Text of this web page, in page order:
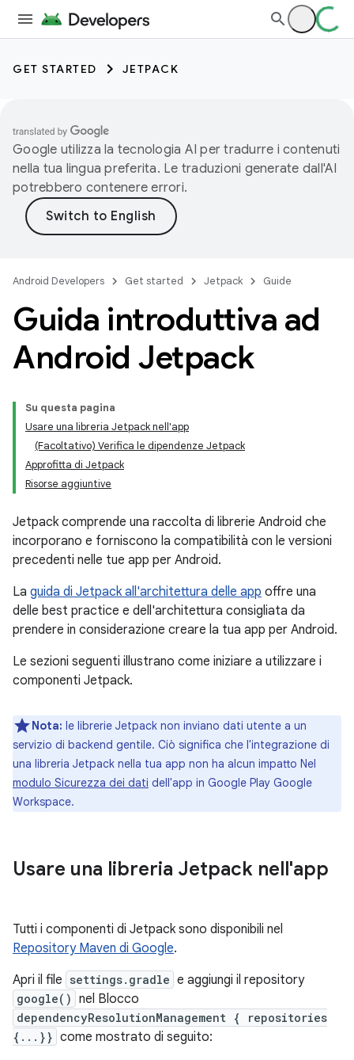
GET STARTED JETPACK
Google utilizza la tecnologia AI per tradurre i contenuti
nella tua lingua preferita. Le traduzioni generate dall'AI
potrebbero contenere errori.
Android Developers Get started Jetpack Guide
Guida introduttiva ad
Android Jetpack
Su questa pagina
Usare una libreria Jetpack nell'app
(Facoltativo) Verifica le dipendenze Jetpack
Approfitta di Jetpack
Risorse aggiuntive
Jetpack comprende una raccolta di librerie Android che
incorporano e forniscono la compatibilità con le versioni
precedenti nelle tue app per Android.
La guida di Jetpack all'architettura delle app offre una
delle best practice e dell'architettura consigliata da
prendere in considerazione creare la tua app per Android.
Le sezioni seguenti illustrano come iniziare a utilizzare i
componenti Jetpack.
Nota: le librerie Jetpack non inviano dati utente a un
servizio di backend gentile. Ciò significa che l'integrazione di
una libreria Jetpack nella tua app non ha alcun impatto Nel
modulo Sicurezza dei dati dell'app in Google Play Google
Workspace.
Usare una libreria Jetpack nell'app
Tutti i componenti di Jetpack sono disponibili nel
Repository Maven di Google.
Apri il file settings.gradle e aggiungi il repository
google() nel Blocco
dependencyResolutionManagement { repositories
{...}} come mostrato di seguito: